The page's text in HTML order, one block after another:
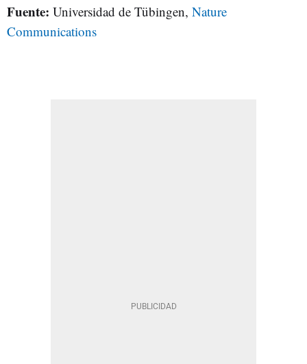
Fuente: Universidad de Tübingen, Nature
Communications